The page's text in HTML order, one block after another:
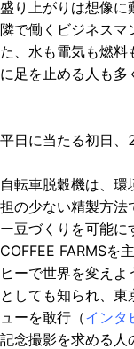
盛り上がりは想像に
隣で働くビジネス
た、水も電気も燃
に足を止める人も多
平日に当たる初日、
自転車脱穀機は、
担の少ない精製方法
ー豆づくりを可能に
COFFEE FARMSを
ヒーで世界を変え
としても知られ、
ューを敢行（インタ
記念撮影を求める人